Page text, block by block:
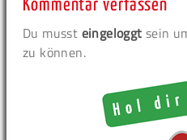
Kommentar verfassen
Du musst eingeloggt sein
zu können.